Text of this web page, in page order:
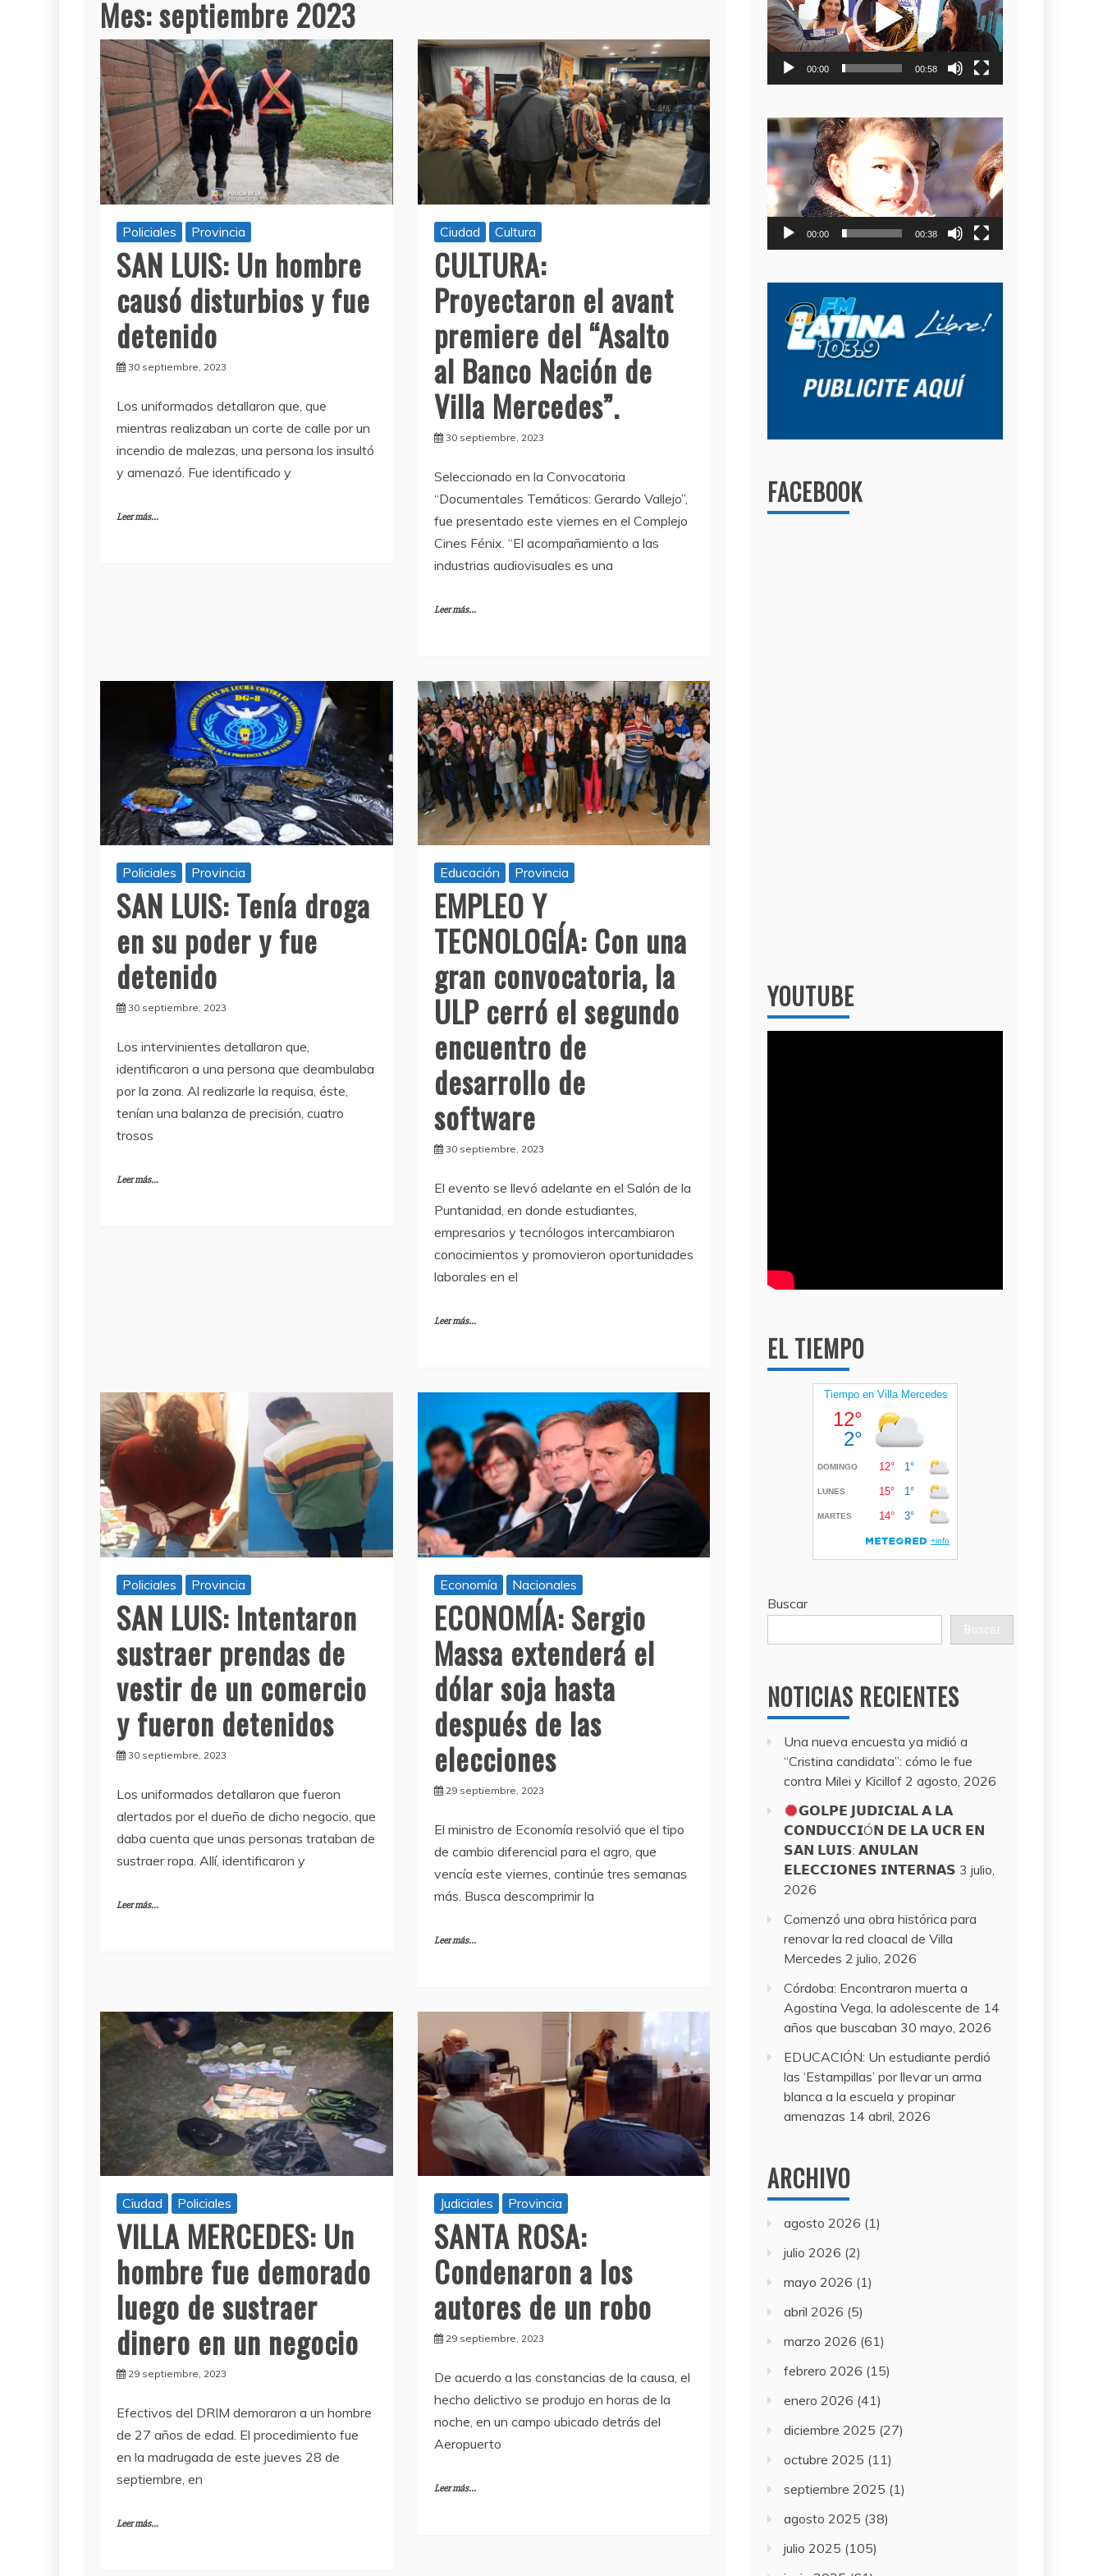
Mes:septiembre 2023
Policiales Provincia
SAN LUIS: Un hombre
causó disturbios y fue
detenido
30 septiembre, 2023
Los uniformados detallaron que, que
mientras realizaban un corte de calle por un
incendio de malezas, una persona los insultó
y amenazó. Fue identificado y
Leer más...
Ciudad Cultura
CULTURA:
Proyectaron el avant
premiere del “Asalto
al Banco Nación de
Villa Mercedes”.
30 septiembre, 2023
Seleccionado en la Convocatoria
“Documentales Temáticos: Gerardo Vallejo”,
fue presentado este viernes en el Complejo
Cines Fénix. “El acompañamiento a las
industrias audiovisuales es una
Leer más...
Policiales Provincia
SAN LUIS: Tenía droga
en su poder y fue
detenido
30 septiembre, 2023
Los intervinientes detallaron que,
identificaron a una persona que deambulaba
por la zona. Al realizarle la requisa, éste,
tenían una balanza de precisión, cuatro
trosos
Leer más...
Educación Provincia
EMPLEO Y
TECNOLOGÍA: Con una
gran convocatoria, la
ULP cerró el segundo
encuentro de
desarrollo de
software
30 septiembre, 2023
El evento se llevó adelante en el Salón de la
Puntanidad, en donde estudiantes,
empresarios y tecnólogos intercambiaron
conocimientos y promovieron oportunidades
laborales en el
Leer más...
Policiales Provincia
SAN LUIS: Intentaron
sustraer prendas de
vestir de un comercio
y fueron detenidos
30 septiembre, 2023
Los uniformados detallaron que fueron
alertados por el dueño de dicho negocio, que
daba cuenta que unas personas trataban de
sustraer ropa. Allí, identificaron y
Leer más...
Economía Nacionales
ECONOMÍA: Sergio
Massa extenderá el
dólar soja hasta
después de las
elecciones
29 septiembre, 2023
El ministro de Economía resolvió que el tipo
de cambio diferencial para el agro, que
vencía este viernes, continúe tres semanas
más. Busca descomprimir la
Leer más...
Ciudad Policiales
VILLA MERCEDES: Un
hombre fue demorado
luego de sustraer
dinero en un negocio
29 septiembre, 2023
Efectivos del DRIM demoraron a un hombre
de 27 años de edad. El procedimiento fue
en la madrugada de este jueves 28 de
septiembre, en
Leer más...
Judiciales Provincia
SANTA ROSA:
Condenaron a los
autores de un robo
29 septiembre, 2023
De acuerdo a las constancias de la causa, el
hecho delictivo se produjo en horas de la
noche, en un campo ubicado detrás del
Aeropuerto
Leer más...
video
00:00 00:58
Reproductor
de
video
00:00 00:38
FACEBOOK
YOUTUBE
EL TIEMPO
Buscar
Buscar
NOTICIAS RECIENTES
Una nueva encuesta ya midió a
“Cristina candidata”: cómo le fue
contra Milei y Kicillof 2 agosto, 2026
𝗚𝗢𝗟𝗣𝗘 𝗝𝗨𝗗𝗜𝗖𝗜𝗔𝗟 𝗔 𝗟𝗔
𝗖𝗢𝗡𝗗𝗨𝗖𝗖𝗜Ó𝗡 𝗗𝗘 𝗟𝗔 𝗨𝗖𝗥 𝗘𝗡
𝗦𝗔𝗡 𝗟𝗨𝗜𝗦: 𝗔𝗡𝗨𝗟𝗔𝗡
𝗘𝗟𝗘𝗖𝗖𝗜𝗢𝗡𝗘𝗦 𝗜𝗡𝗧𝗘𝗥𝗡𝗔𝗦 3 julio,
2026
Comenzó una obra histórica para
renovar la red cloacal de Villa
Mercedes 2 julio, 2026
Córdoba: Encontraron muerta a
Agostina Vega, la adolescente de 14
años que buscaban 30 mayo, 2026
EDUCACIÓN: Un estudiante perdió
las ‘Estampillas’ por llevar un arma
blanca a la escuela y propinar
amenazas 14 abril, 2026
ARCHIVO
agosto 2026 (1)
julio 2026 (2)
mayo 2026 (1)
abril 2026 (5)
marzo 2026 (61)
febrero 2026 (15)
enero 2026 (41)
diciembre 2025 (27)
octubre 2025 (11)
septiembre 2025 (1)
agosto 2025 (38)
julio 2025 (105)